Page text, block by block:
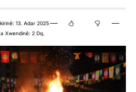
13. Adar 2025
Xwendinê: 2 Dq.